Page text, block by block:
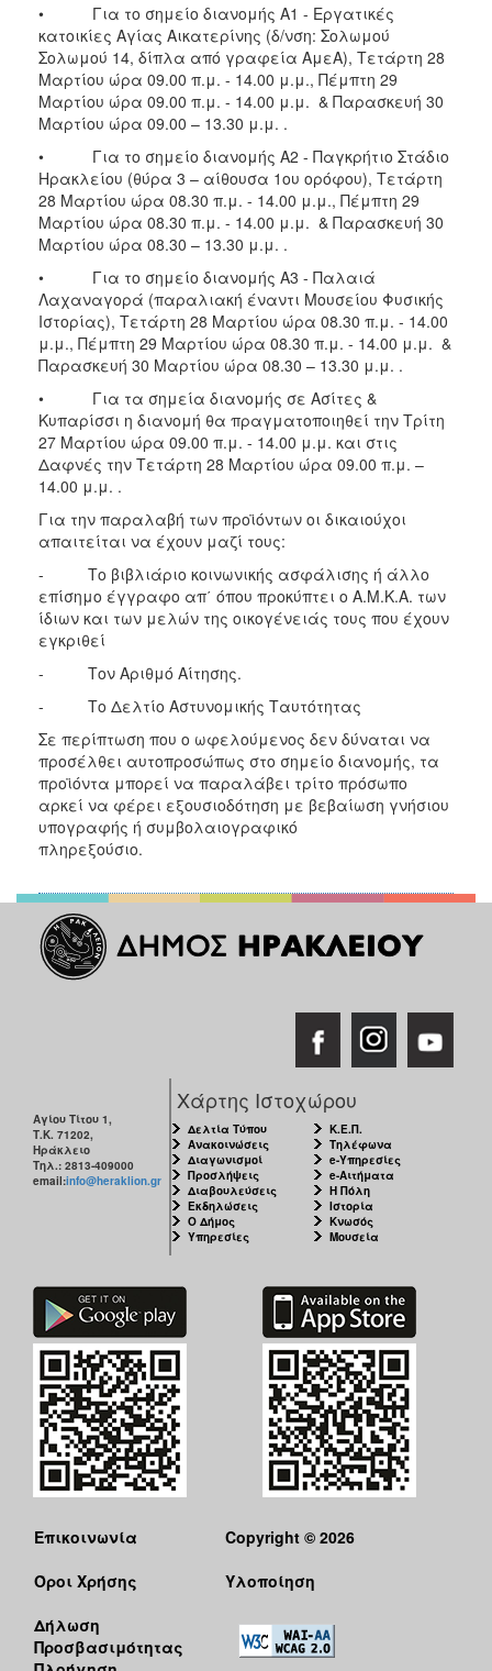
ΔΗΜΟΤΗΣ
ΕΠΙΣΚΕΠΤΗΣ
ΗΡΑΚΛΕΙΟ
• Για το σημείο διανομής Α1 - Εργατικές
κατοικίες Αγίας Αικατερίνης (δ/νση: Σολωμού
Σολωμού 14, δίπλα από γραφεία ΑμεΑ), Τετάρτη 28
Μαρτίου ώρα 09.00 π.μ. - 14.00 μ.μ., Πέμπτη 29
Μαρτίου ώρα 09.00 π.μ. - 14.00 μ.μ. & Παρασκευή 30
Μαρτίου ώρα 09.00 – 13.30 μ.μ. .
• Για το σημείο διανομής Α2 - Παγκρήτιο Στάδιο
Ηρακλείου (θύρα 3 – αίθουσα 1ου ορόφου), Τετάρτη
28 Μαρτίου ώρα 08.30 π.μ. - 14.00 μ.μ., Πέμπτη 29
Μαρτίου ώρα 08.30 π.μ. - 14.00 μ.μ. & Παρασκευή 30
Μαρτίου ώρα 08.30 – 13.30 μ.μ. .
• Για το σημείο διανομής Α3 - Παλαιά
Λαχαναγορά (παραλιακή έναντι Μουσείου Φυσικής
Ιστορίας), Τετάρτη 28 Μαρτίου ώρα 08.30 π.μ. - 14.00
μ.μ., Πέμπτη 29 Μαρτίου ώρα 08.30 π.μ. - 14.00 μ.μ. &
Παρασκευή 30 Μαρτίου ώρα 08.30 – 13.30 μ.μ. .
• Για τα σημεία διανομής σε Ασίτες &
Κυπαρίσσι η διανομή θα πραγματοποιηθεί την Τρίτη
27 Μαρτίου ώρα 09.00 π.μ. - 14.00 μ.μ. και στις
Δαφνές την Τετάρτη 28 Μαρτίου ώρα 09.00 π.μ. –
14.00 μ.μ. .
Για την παραλαβή των προϊόντων οι δικαιούχοι
απαιτείται να έχουν μαζί τους:
- Το βιβλιάριο κοινωνικής ασφάλισης ή άλλο
επίσημο έγγραφο απ΄ όπου προκύπτει ο Α.Μ.Κ.Α. των
ίδιων και των μελών της οικογένειάς τους που έχουν
εγκριθεί
- Τον Αριθμό Αίτησης.
- Το Δελτίο Αστυνομικής Ταυτότητας
Σε περίπτωση που ο ωφελούμενος δεν δύναται να
προσέλθει αυτοπροσώπως στο σημείο διανομής, τα
προϊόντα μπορεί να παραλάβει τρίτο πρόσωπο
αρκεί να φέρει εξουσιοδότηση με βεβαίωση γνήσιου
υπογραφής ή συμβολαιογραφικό
πληρεξούσιο.
Αγίου Τίτου 1,
Τ.Κ. 71202,
Ηράκλειο
Τηλ.: 2813-409000
email:info@heraklion.gr
Χάρτης Ιστοχώρου
Δελτία Τύπου
Ανακοινώσεις
Διαγωνισμοί
Προσλήψεις
Διαβουλεύσεις
Εκδηλώσεις
Ο Δήμος
Υπηρεσίες
Κ.Ε.Π.
Τηλέφωνα
e-Υπηρεσίες
e-Αιτήματα
Η Πόλη
Ιστορία
Κνωσός
Μουσεία
Επικοινωνία
Όροι Χρήσης
Δήλωση
Προσβασιμότητας
Copyright © 2026
Υλοποίηση